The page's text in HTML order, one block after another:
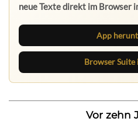
neue Texte direkt im Browser
App
Browser
Vor zehn